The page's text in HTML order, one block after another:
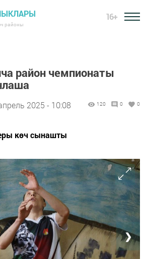
районы
16+
район чемпионаты
2025 - 10:08 120 0 0
көч сынашты
❯